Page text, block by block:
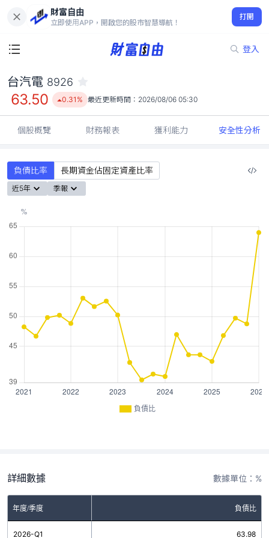
財富自由
立即使用APP，開啟您的股市智慧導航！
打開
登入
63.50
0.31%
台汽電 8926
63.50 0.31% 最近更新時間： 2026/08/06 05:30
個股概覽 財務報表 獲利能力 安全性分析
負債比率 長期資金佔固定資產比率
近5年 季報
負債比
詳細數據 數據單位：%
年度/季度 負債比
2026-Q1 63.98